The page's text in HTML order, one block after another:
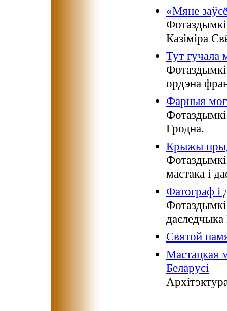
«Мяне
Казіміра
Тут гучала
ордэна
Фарныя
Гродна.
Крыжы
мастака і
Фатограф і
Фотаздымкі
Святой
Мастацкая
Беларусі